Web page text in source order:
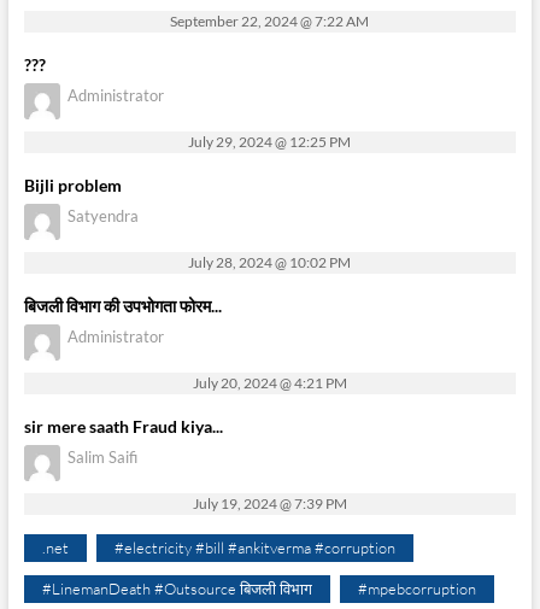
September 22, 2024 @ 7:22 AM
???
Administrator
July 29, 2024 @ 12:25 PM
Bijli problem
Satyendra
July 28, 2024 @ 10:02 PM
बिजली विभाग की उपभोगता फोरम...
Administrator
July 20, 2024 @ 4:21 PM
sir mere saath Fraud kiya...
Salim Saifi
July 19, 2024 @ 7:39 PM
.net #electricity #bill #ankitverma #corruption
#LinemanDeath #Outsource बिजली विभाग #mpebcorruption